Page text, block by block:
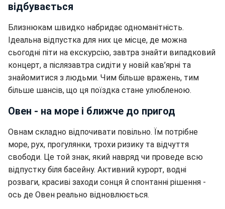
відбувається
Близнюкам швидко набридає одноманітність.
Ідеальна відпустка для них це місце, де можна
сьогодні піти на екскурсію, завтра знайти випадковий
концерт, а післязавтра сидіти у новій кав’ярні та
знайомитися з людьми. Чим більше вражень, тим
більше шансів, що ця поїздка стане улюбленою.
Овен - на море і ближче до пригод
Овнам складно відпочивати повільно. Їм потрібне
море, рух, прогулянки, трохи ризику та відчуття
свободи. Це той знак, який навряд чи проведе всю
відпустку біля басейну. Активний курорт, водні
розваги, красиві заходи сонця й спонтанні рішення -
ось де Овен реально відновлюється.